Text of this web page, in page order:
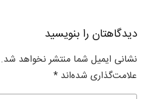
دیدگاهتان را بنویسید
نشانی ایمیل شما منتشر نخواهد شد.
علامت‌گذاری شده‌اند *